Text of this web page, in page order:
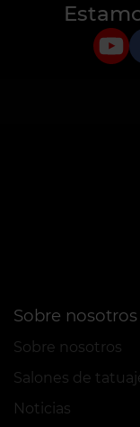
Sobre nosotros
Sobre nosotros
Salones de
Noticias